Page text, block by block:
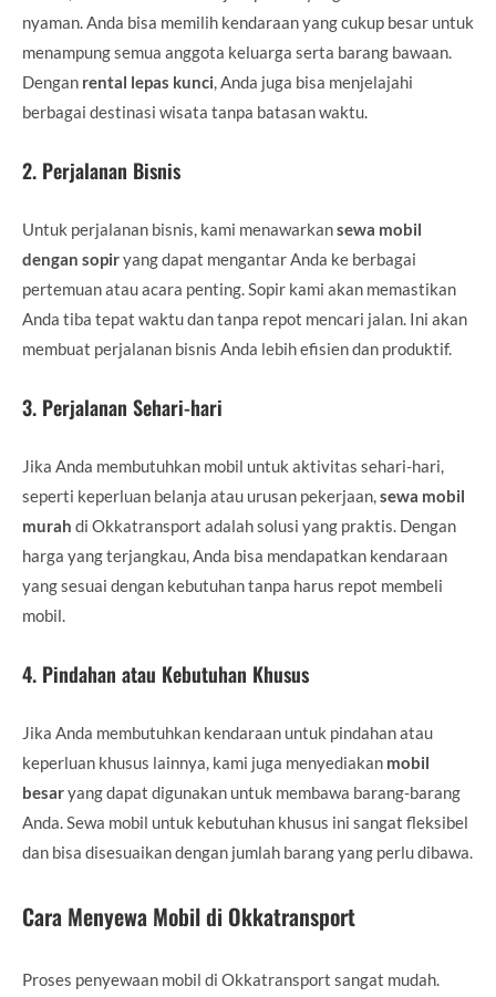
nyaman. Anda bisa memilih kendaraan yang cukup besar untuk
menampung semua anggota keluarga serta barang bawaan.
Dengan rental lepas kunci , Anda juga bisa menjelajahi
berbagai destinasi wisata tanpa batasan waktu.
2. Perjalanan Bisnis
Untuk perjalanan bisnis, kami menawarkansewa mobil
dengan sopiryang dapat mengantar Anda ke berbagai
pertemuan atau acara penting. Sopir kami akan memastikan
Anda tiba tepat waktu dan tanpa repot mencari jalan. Ini akan
membuat perjalanan bisnis Anda lebih efisien dan produktif.
3. Perjalanan Sehari-hari
Jika Anda membutuhkan mobil untuk aktivitas sehari-hari,
seperti keperluan belanja atau urusan pekerjaan, sewa mobil
murah di Okkatransport adalah solusi yang praktis. Dengan
harga yang terjangkau, Anda bisa mendapatkan kendaraan
yang sesuai dengan kebutuhan tanpa harus repot membeli
mobil.
4. Pindahan atau Kebutuhan Khusus
Jika Anda membutuhkan kendaraan untuk pindahan atau
keperluan khusus lainnya, kami juga menyediakan mobil
besaryang dapat digunakan untuk membawa barang-barang
Anda. Sewa mobil untuk kebutuhan khusus ini sangat fleksibel
dan bisa disesuaikan dengan jumlah barang yang perlu dibawa.
Cara Menyewa Mobil di Okkatransport
Proses penyewaan mobil di Okkatransport sangat mudah.